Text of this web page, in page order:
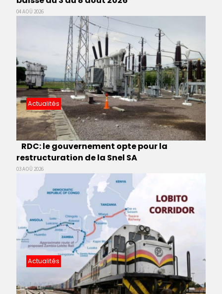
04 AOÛ 2026
Actualités
RDC: le gouvernement opte pour la
restructuration de la Snel SA
03 AOÛ 2026
Actualités